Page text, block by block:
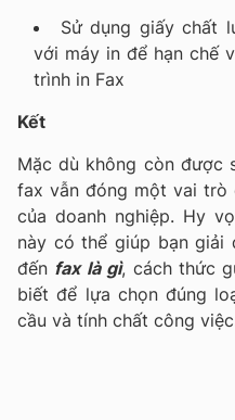
Sử dụng giấy chất
với máy in để hạn chế
trình in Fax
Kết
Mặc dù không còn được
fax vẫn đóng một vai trò
của doanh nghiệp. Hy
này có thể giúp bạn giải
đến fax là gì, cách thức
biết để lựa chọn đúng
cầu và tính chất công